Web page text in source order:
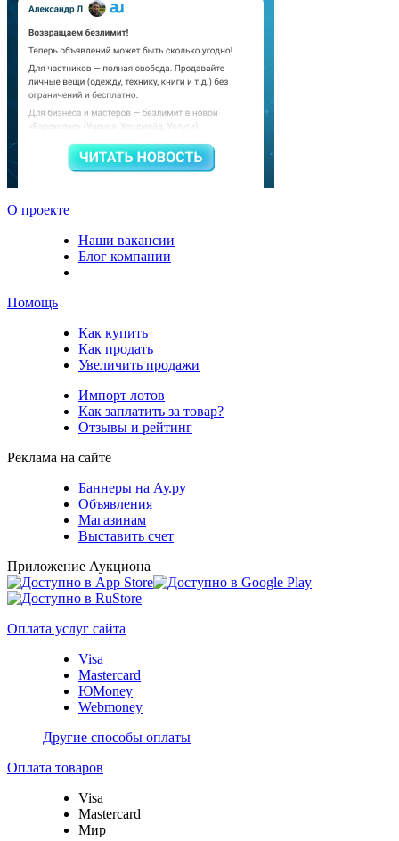
О проекте
Наши вакансии
Блог компании
Помощь
Как купить
Как продать
Увеличить продажи
Импорт лотов
Как заплатить за товар?
Отзывы и рейтинг
Реклама на сайте
Баннеры на Ау.ру
Объявления
Магазинам
Выставить счет
Приложение Аукциона
Оплата услуг сайта
Visa
Mastercard
ЮMoney
Webmoney
Другие способы оплаты
Оплата товаров
Visa
Mastercard
Мир